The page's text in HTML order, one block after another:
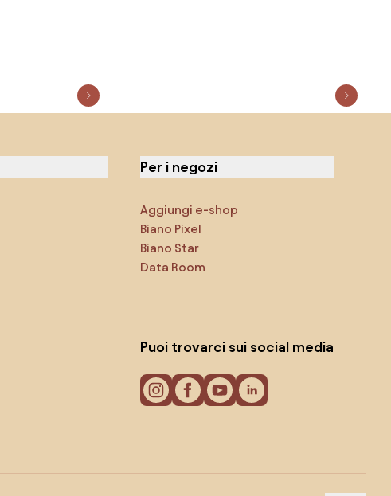
Per i negozi
Aggiungi e-shop
Biano Pixel
Biano Star
Data Room
Puoi trovarci sui social media